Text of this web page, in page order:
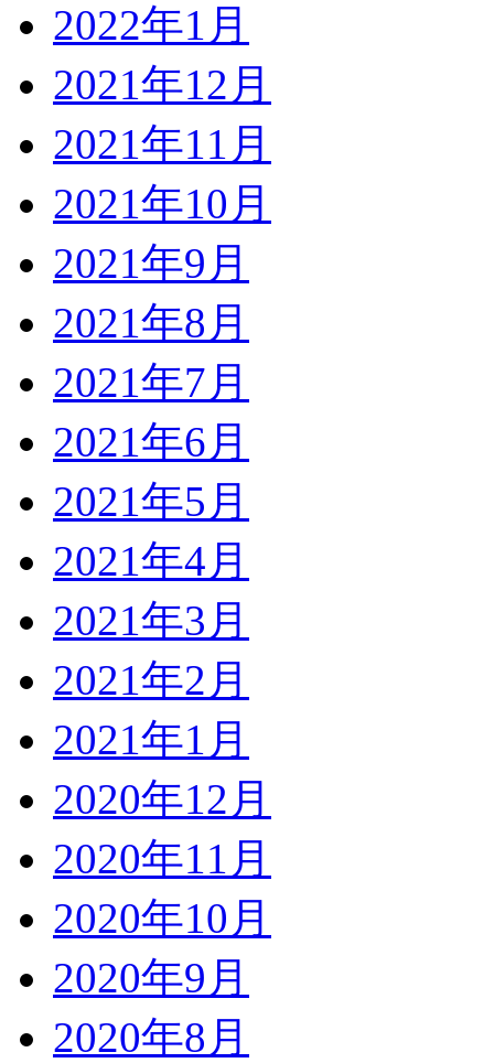
2022年1月
2021年12月
2021年11月
2021年10月
2021年9月
2021年8月
2021年7月
2021年6月
2021年5月
2021年4月
2021年3月
2021年2月
2021年1月
2020年12月
2020年11月
2020年10月
2020年9月
2020年8月